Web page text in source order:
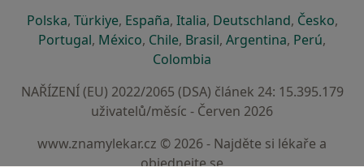
Polskase otevře v nové záložce
, Türkiyese otevře v nové záložce
, Españase otevře v nové záložce
, Italiase otevře v nové záložce
, Deutschlandse otevře v
, Českose
,
Portugalse otevře v nové záložce
, Méxicose otevře v nové záložce
, Chilese otevře v nové záložce
, Brasilse otevře v nové
, Argentinase otevře v
, Perúse
,
Colombia
NAŘÍZENÍ (EU) 2022/2065 (DSA) článek 24: 15.395.179
uživatelů/měsíc - Červen 2026
www.znamylekar.cz © 2026 - Najděte si lékaře a
objednejte se